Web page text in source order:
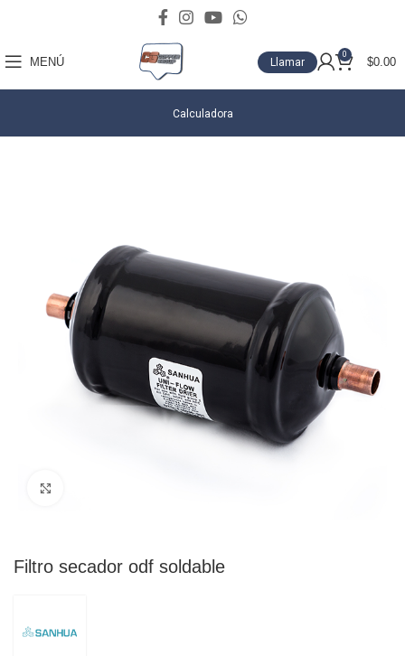
MENÚ Llamar
0
$0.00
Calculadora
Filtro secador odf soldable